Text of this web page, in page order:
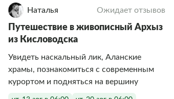
Наталья Ожидает отзывов
Путешествие в живописный Архыз
из Кисловодска
Увидеть наскальный лик, Аланские
храмы, познакомиться с современным
курортом и подняться на вершину